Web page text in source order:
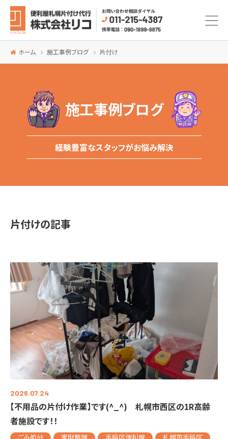
ホーム 施工事例ブログ 片付け
施工事例ブログ
経験豊富なスタッフがお悩み解決
片付けの記事
2026.07.24
【不用品の片付け作業】です(^_^) 札幌市西区の1R高齢
者施設です！！
ごみ処分 家財整理 手稲区便利屋
札幌市手稲区